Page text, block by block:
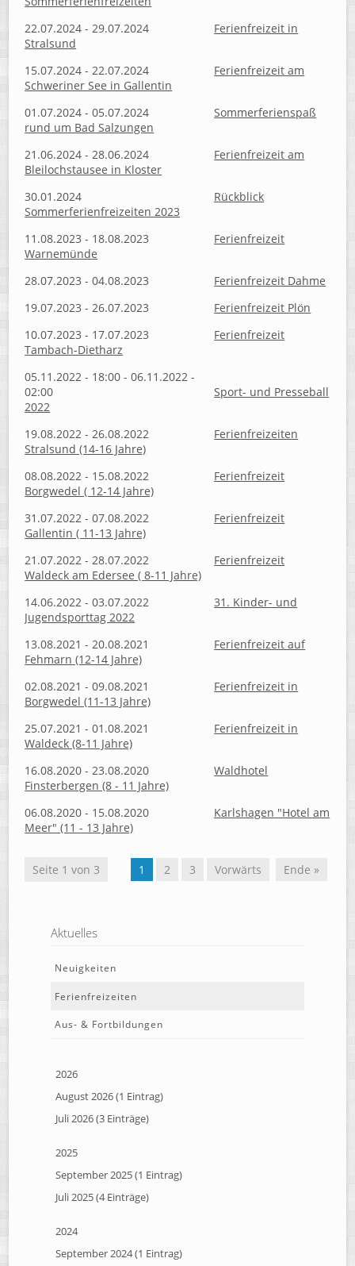
22.07.2024 - 29.07.2024
Ferienfreizeit in
Stralsund
15.07.2024 - 22.07.2024
Ferienfreizeit am
Schweriner See in Gallentin
01.07.2024 - 05.07.2024
Sommerferienspaß
rund um Bad Salzungen
21.06.2024 - 28.06.2024
Ferienfreizeit am
Bleilochstausee in Kloster
30.01.2024
Rückblick
Sommerferienfreizeiten 2023
11.08.2023 - 18.08.2023
Ferienfreizeit
Warnemünde
28.07.2023 - 04.08.2023
Ferienfreizeit Dahme
19.07.2023 - 26.07.2023
Ferienfreizeit Plön
10.07.2023 - 17.07.2023
Ferienfreizeit
Tambach-Dietharz
05.11.2022 - 18:00 - 06.11.2022 -
02:00
Sport- und Presseball
2022
19.08.2022 - 26.08.2022
Ferienfreizeiten
Stralsund (14-16 Jahre)
08.08.2022 - 15.08.2022
Ferienfreizeit
Borgwedel ( 12-14 Jahre)
31.07.2022 - 07.08.2022
Ferienfreizeit
Gallentin ( 11-13 Jahre)
21.07.2022 - 28.07.2022
Ferienfreizeit
Waldeck am Edersee ( 8-11 Jahre)
14.06.2022 - 03.07.2022
31. Kinder- und
Jugendsporttag 2022
13.08.2021 - 20.08.2021
Ferienfreizeit auf
Fehmarn (12-14 Jahre)
02.08.2021 - 09.08.2021
Ferienfreizeit in
Borgwedel (11-13 Jahre)
25.07.2021 - 01.08.2021
Ferienfreizeit in
Waldeck (8-11 Jahre)
16.08.2020 - 23.08.2020
Waldhotel
Finsterbergen (8 - 11 Jahre)
06.08.2020 - 15.08.2020
Karlshagen "Hotel am
Meer" (11 - 13 Jahre)
Seite 1 von 3 1 2 3 Vorwärts Ende »
Aktuelles
Neuigkeiten
Ferienfreizeiten
Aus- & Fortbildungen
2026
August 2026 (1 Eintrag)
Juli 2026 (3 Einträge)
2025
September 2025 (1 Eintrag)
Juli 2025 (4 Einträge)
2024
September 2024 (1 Eintrag)